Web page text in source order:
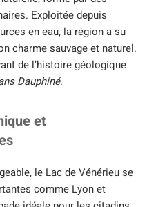
Exploitée depuis
en eau, la région a su
charme sauvage et naturel.
de l’histoire géologique
Dauphiné.
et
le Lac de Vénérieu se
comme Lyon et